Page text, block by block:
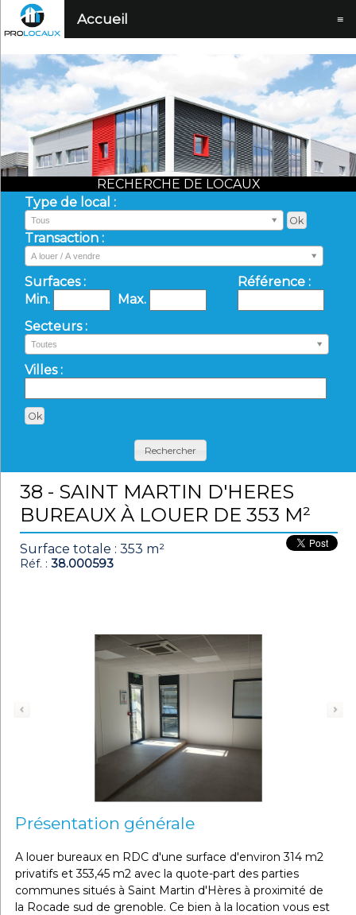
Accueil ≡
RECHERCHE DE LOCAUX
Type de local :
Tous
Transaction :
A louer / A vendre
Surfaces :
Min.
Max.
Référence :
Secteurs :
Toutes
Villes :
Rechercher
38 - SAINT MARTIN D'HERES
BUREAUX À LOUER DE 353 M²
Surface totale : 353 m²
Réf. : 38.000593
Présentation générale
A louer bureaux en RDC d'une surface d'environ 314 m2
privatifs et 353,45 m2 avec la quote-part des parties
communes situés à Saint Martin d'Hères à proximité de
la Rocade sud de grenoble. Ce bien à la location vous est